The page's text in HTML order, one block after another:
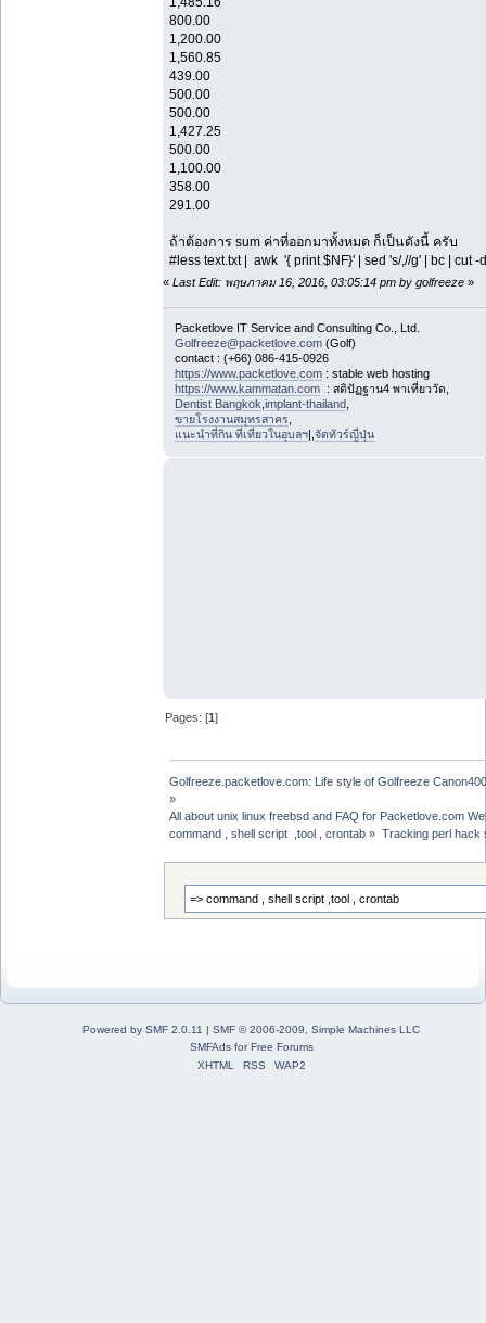
800.00
1,200.00
1,560.85
439.00
500.00
500.00
1,427.25
500.00
1,100.00
358.00
291.00
ถ้าต้องการ sum ค่าที่ออกมาทั้งหมด ก็เป็นดังนี้ ครับ
#less text.txt | awk '{ print $NF}' | sed 's/,//g' | bc | cut -
« Last Edit: พฤษภาคม 16, 2016, 03:05:14 pm by golfreeze »
Packetlove IT Service and Consulting Co., Ltd.
Golfreeze@packetlove.com(Golf)
contact : (+66) 086-415-0926
https://www.packetlove.com: stable web hosting
https://www.kammatan.com: สติปัฏฐาน4 พาเที่ยววัด,
Dentist Bangkok implant-thailand,
ขายโรงงานสมุทรสาคร,
แนะนำที่กิน ที่เที่ยวในอุบลฯ|, จัดทัวร์ญี่ปุ่น
Pages: [1]
Golfreeze.packetlove.com: Life style of Golfreeze
»
All about unix linux freebsd and FAQ for Packetlove.com
command , shell script  ,tool , crontab » Tracking perl hack
Powered by SMF 2.0.11 | SMF © 2006-2009, Simple Machines LLC
SMFAdsforFree Forums
XHTML
RSS WAP2